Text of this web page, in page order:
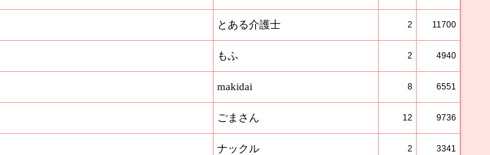
とある介護士 2 11700
もふ 2 4940
makidai 8 6551
ごまさん 12 9736
ナックル 2 3341